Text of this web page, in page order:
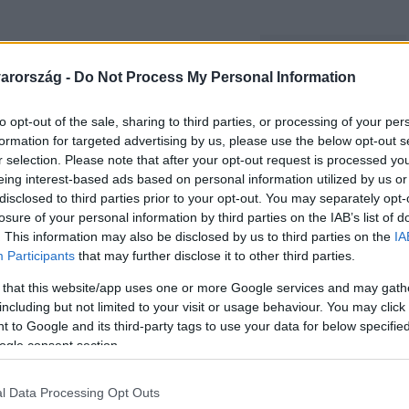
- Do Not Process My Personal Information
opt-out of the sale, sharing to third parties, or processing of your
for targeted advertising by us, please use the below opt-out
selection. Please note that after your opt-out request is processed
interest-based ads based on personal information utilized by us
to third parties prior to your opt-out. You may separately
of your personal information by third parties on the IAB’s list of
This information may also be disclosed by us to third parties on the
Participants that may further disclose it to other third parties.
that this website/app uses one or more Google services and may
but not limited to your visit or usage behaviour. You may
to Google and its third-party tags to use your data for below
consent section.
Data Processing Opt Outs
ősszel már Ember Márk is a ring
és a színházból is ismert színész
komoly kihívás, mégis lelkesedéssel
hoz a karrierjébe. Elmondása szerint
örül, hogy egy ilyen színvonalas
azonban további meglepetések is
ringbe idén!